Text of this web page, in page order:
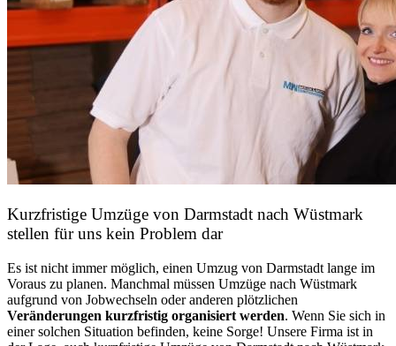
Kurzfristige Umzüge von Darmstadt nach Wüstmark
stellen für uns kein Problem dar
Es ist nicht immer möglich, einen Umzug von Darmstadt lange im
Voraus zu planen. Manchmal müssen Umzüge nach Wüstmark
aufgrund von Jobwechseln oder anderen plötzlichen
Veränderungen kurzfristig organisiert werden. Wenn Sie sich in
einer solchen Situation befinden, keine Sorge! Unsere Firma ist in